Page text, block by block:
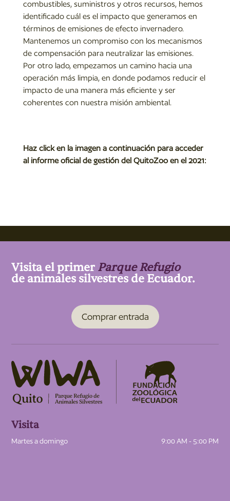
combustibles, suministros y otros recursos, hemos
identificado cuál es el impacto que generamos en
términos de emisiones de efecto invernadero.
Mantenemos un compromiso con los mecanismos
de compensación para neutralizar las emisiones.
Por otro lado, empezamos un camino hacia una
operación más limpia, en donde podamos reducir el
impacto de una manera más eficiente y ser
coherentes con nuestra misión ambiental.
Haz click en la imagen a continuación para acceder
al informe oficial de gestión del QuitoZoo en el 2021:
Visita el primer Parque Refugio
de animales silvestres de Ecuador.
Comprar entrada
Visita
Martes a domingo 9:00 AM - 5:00 PM